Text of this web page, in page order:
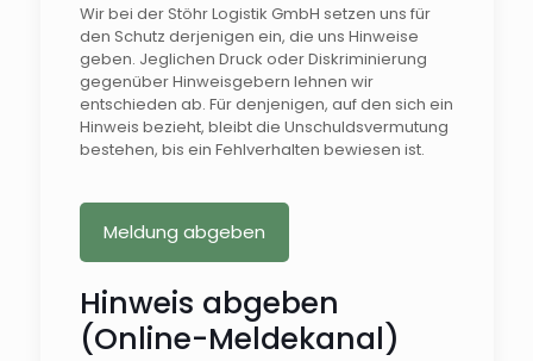
Wir bei der Stöhr Logistik GmbH setzen uns für
den Schutz derjenigen ein, die uns Hinweise
geben. Jeglichen Druck oder Diskriminierung
gegenüber Hinweisgebern lehnen wir
entschieden ab. Für denjenigen, auf den sich ein
Hinweis bezieht, bleibt die Unschuldsvermutung
bestehen, bis ein Fehlverhalten bewiesen ist.
Meldung abgeben
Hinweis abgeben
(Online-Meldekanal)